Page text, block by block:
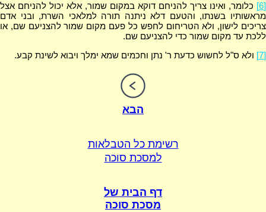
[6]
כלומר, ואינו צריך להניחם דוקא במקום שמור, אלא יכול להניחם אצל
מראשותיו בשנתו, והטעם דלא ניתנה תורה למלאכי השרת, ובני אדם
צריכים לישון, ולא הטריחום לחפש כל פעם מקום שמור להצניעם שם, או
ללכת עד מקום שמור כדי להצניעם שם.
[7]
ולא ס"ל לחשוש כדעת ר' נתן וחכמים שמא ימלך ויבוא לשינת קבע.
הבא
רשימת כל הטבלאות
למסכת סוכה
דף הבית של
מסכת סוכה